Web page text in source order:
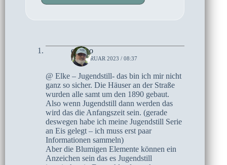
czoczo
25. FEBRUAR 2023 / 08:37
@ Elke – Jugendstill- das bin ich mir nicht
ganz so sicher. Die Häuser an der Straße
wurden alle samt um den 1890 gebaut.
Also wenn Jugendstill dann werden das
wird das die Anfangszeit sein. (gerade
deswegen habe ich meine Jugendstill Serie
an Eis gelegt – ich muss erst paar
Informationen sammeln)
Aber die Blumigen Elemente können ein
Anzeichen sein das es Jugendstill